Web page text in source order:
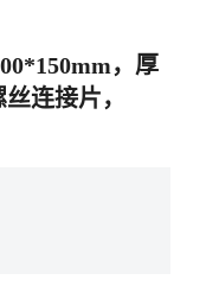
，厚
连接片，